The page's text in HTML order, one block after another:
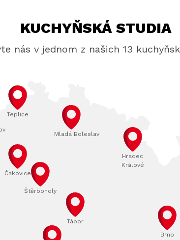
KUCHYŇSKÁ STUDIA
nás v jednom z našich 13
Štěrboholy
Teplice
Tábor
Hradec
Králové
Mladá Boleslav
Brno
Čakovice